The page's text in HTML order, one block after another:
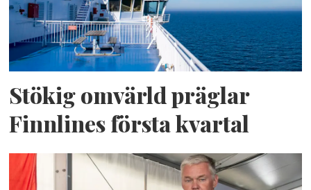
Stökig omvärld präglar
Finnlines första kvartal